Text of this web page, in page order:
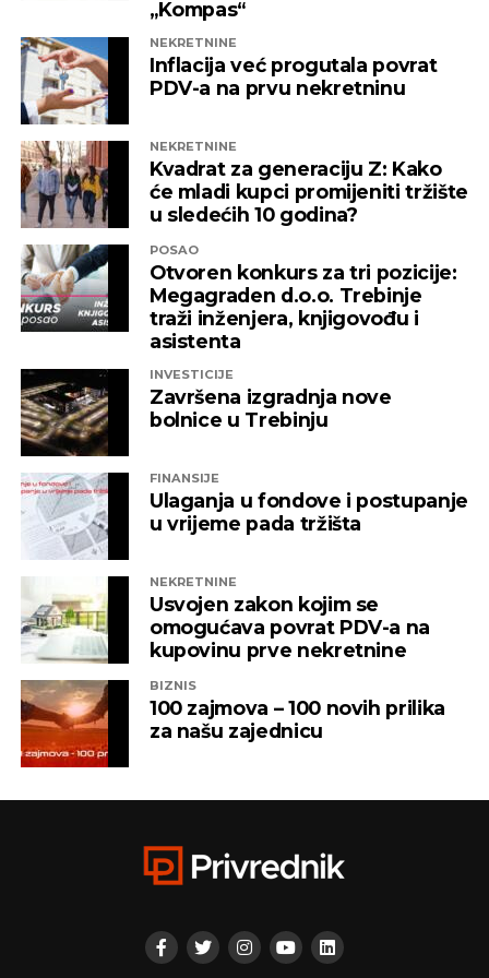
„Kompas“
NEKRETNINE
Inflacija već progutala povrat
PDV-a na prvu nekretninu
NEKRETNINE
Kvadrat za generaciju Z: Kako
će mladi kupci promijeniti tržište
u sledećih 10 godina?
POSAO
Otvoren konkurs za tri pozicije:
Megagraden d.o.o. Trebinje
traži inženjera, knjigovođu i
asistenta
INVESTICIJE
Završena izgradnja nove
bolnice u Trebinju
FINANSIJE
Ulaganja u fondove i postupanje
u vrijeme pada tržišta
NEKRETNINE
Usvojen zakon kojim se
omogućava povrat PDV-a na
kupovinu prve nekretnine
BIZNIS
100 zajmova – 100 novih prilika
za našu zajednicu